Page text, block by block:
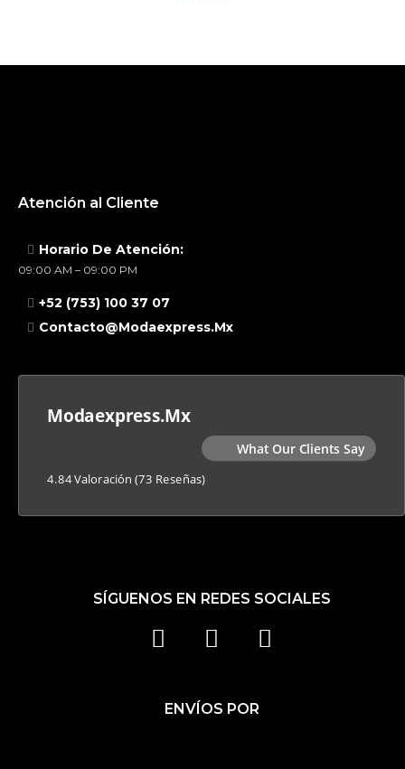
SÍGUENOS EN REDES SOCIALES
F
C
E
I
S
T
T
ENVÍOS POR
Atención al Cliente
Horario De Atención:
09:00 AM – 09:00 PM
+52 (753) 100 37 07
Contacto@modaexpress.mx
Modaexpress.mx
What Our Clients Say
4.84 Valoración (73 Reseñas)